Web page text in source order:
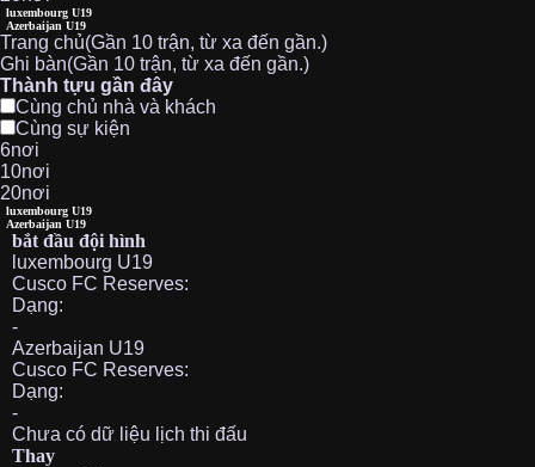
luxembourg U19
Azerbaijan U19
Trang chủ(Gần 10 trận, từ xa đến gần.)
Ghi bàn(Gần 10 trận, từ xa đến gần.)
Thành tựu gần đây
Cùng chủ nhà và khách
Cùng sự kiện
6nơi
10nơi
20nơi
luxembourg U19
Azerbaijan U19
bắt đầu đội hình
luxembourg U19
Cusco FC Reserves:
Dạng:
-
Azerbaijan U19
Cusco FC Reserves:
Dạng:
-
Chưa có dữ liệu lịch thi đấu
Thay